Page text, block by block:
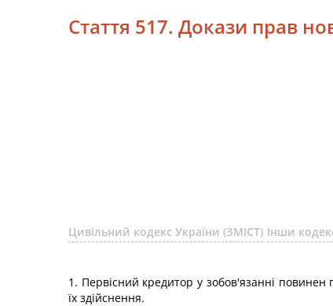
Стаття 517. Докази прав
Цивільний кодекс України (ЗМІСТ) Інши
1. Первісний кредитор у зобов'язанні
їх здійснення.